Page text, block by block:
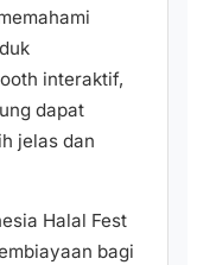
interaktif,
dapat
jelas dan
Halal Fest
bagi